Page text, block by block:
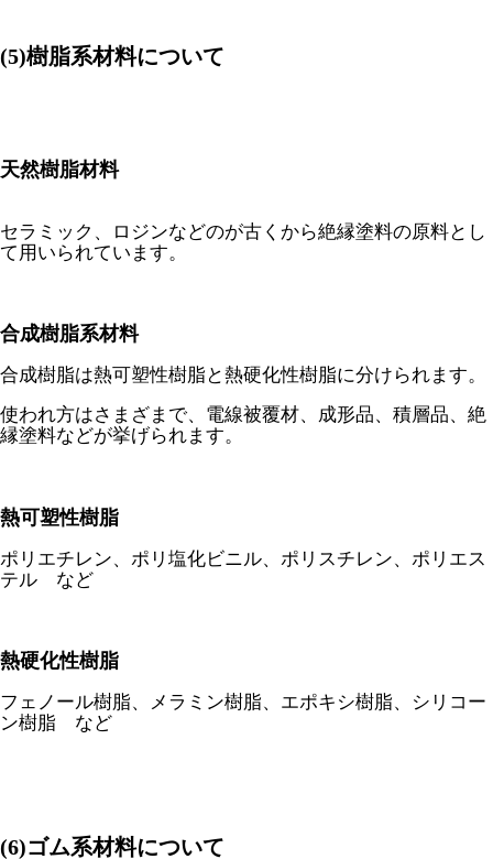
(5)樹脂系材料について
天然樹脂材料
セラミック、ロジンなどのが古くから絶縁塗料の原料とし
て用いられています。
合成樹脂系材料
合成樹脂は熱可塑性樹脂と熱硬化性樹脂に分けられます。
使われ方はさまざまで、電線被覆材、成形品、積層品、絶
縁塗料などが挙げられます。
熱可塑性樹脂
ポリエチレン、ポリ塩化ビニル、ポリスチレン、ポリエス
テル など
熱硬化性樹脂
フェノール樹脂、メラミン樹脂、エポキシ樹脂、シリコー
ン樹脂 など
(6)ゴム系材料について